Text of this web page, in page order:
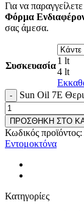
Για να
Φόρμα
σας άμεσα.
Συσκευασία1 lt
4 lt
Sun Oil 7E
ΠΡΟΣΘΗΚΗ ΣΤΟ
Κωδικός προϊόντος:
Εντομοκτόνα
Κατηγορίες